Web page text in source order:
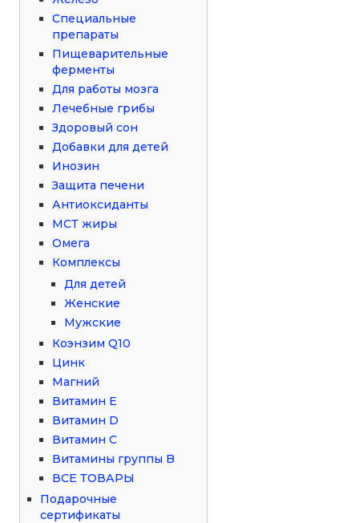
Специальные
препараты
Пищеварительные
ферменты
Для работы мозга
Лечебные грибы
Здоровый сон
Добавки для детей
Инозин
Защита печени
Антиоксиданты
МСТ жиры
Омега
Комплексы
Для детей
Женские
Мужские
Коэнзим Q10
Цинк
Магний
Витамин Е
Витамин D
Витамин С
Витамины группы B
ВСЕ ТОВАРЫ
Подарочные
сертификаты